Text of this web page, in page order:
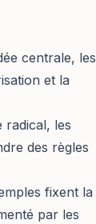
centrale, les
et la
radical, les
des règles
fixent la
par les